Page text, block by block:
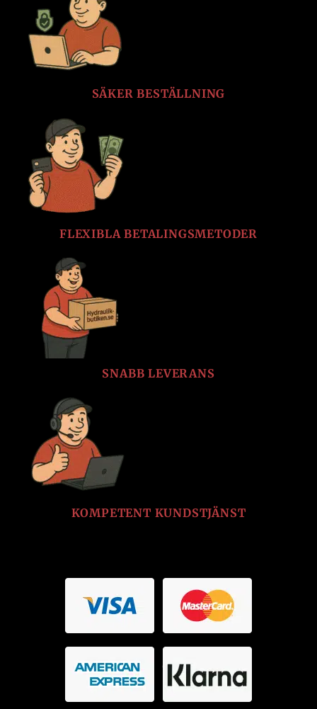
SÄKER BESTÄLLNING
FLEXIBLA BETALINGSMETODER
SNABB LEVERANS
KOMPETENT KUNDSTJÄNST